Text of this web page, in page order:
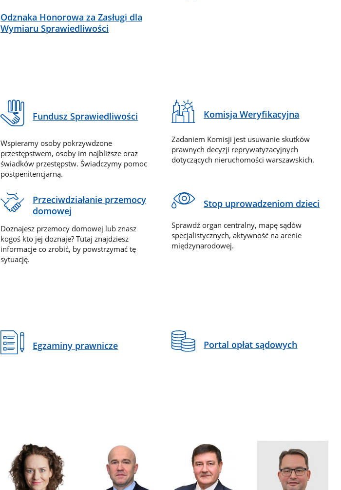
Odznaka Honorowa za Zasługi dla
Wymiaru Sprawiedliwości
Fundusz Sprawiedliwości
Wspieramy osoby pokrzywdzone
przestępstwem, osoby im najbliższe oraz
świadków przestępstw. Świadczymy pomoc
postpenitencjarną.
Komisja Weryfikacyjna
Zadaniem Komisji jest usuwanie skutków
prawnych decyzji reprywatyzacyjnych
dotyczących nieruchomości warszawskich.
Przeciwdziałanie przemocy
domowej
Doznajesz przemocy domowej lub znasz
kogoś kto jej doznaje? Tutaj znajdziesz
informacje co zrobić, by powstrzymać tę
sytuację.
Stop uprowadzeniom dzieci
Sprawdź organ centralny, mapę sądów
specjalistycznych, aktywność na arenie
międzynarodowej.
Egzaminy prawnicze Portal opłat sądowych